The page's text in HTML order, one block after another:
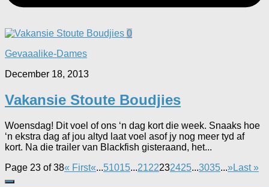
0
Gevaaalike-Dames
December 18, 2013
Vakansie Stoute Boudjies
Woensdag! Dit voel of ons ‘n dag kort die week. Snaaks hoe
‘n ekstra dag af jou altyd laat voel asof jy nog meer tyd af
kort. Na die trailer van Blackfish gisteraand, het...
Page 23 of 38« First«...51015...2122232425...3035...»Last »